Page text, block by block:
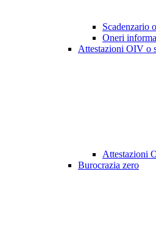
Scadenzario
Oneri
Attestazioni OIV o
Attestazioni
Burocrazia zero